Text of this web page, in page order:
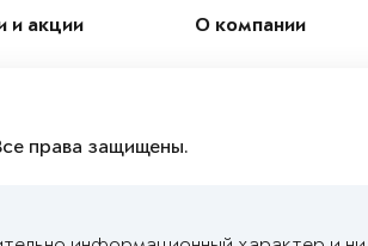
и акции О компании
права защищены.